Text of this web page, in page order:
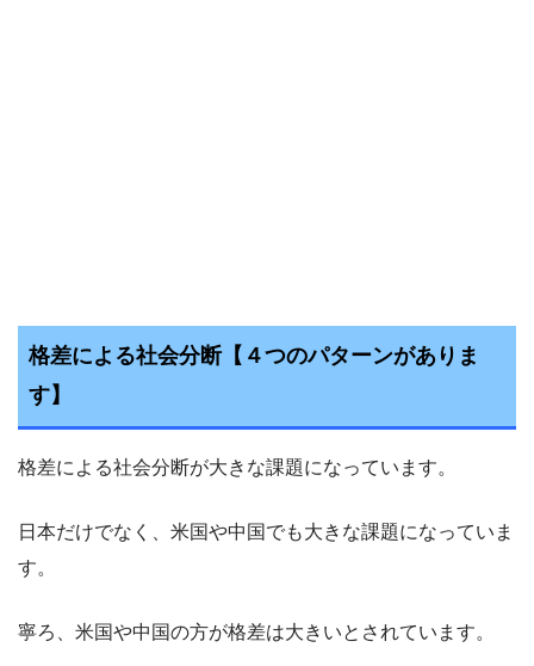
格差による社会分断【４つのパターンがありま
す】
格差による社会分断が大きな課題になっています。
日本だけでなく、米国や中国でも大きな課題になっていま
す。
寧ろ、米国や中国の方が格差は大きいとされています。